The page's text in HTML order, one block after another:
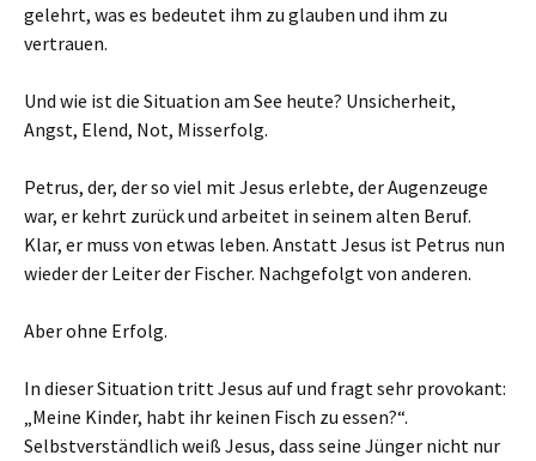
gelehrt, was es bedeutet ihm zu glauben und ihm zu
vertrauen.
Und wie ist die Situation am See heute? Unsicherheit,
Angst, Elend, Not, Misserfolg.
Petrus, der, der so viel mit Jesus erlebte, der Augenzeuge
war, er kehrt zurück und arbeitet in seinem alten Beruf.
Klar, er muss von etwas leben. Anstatt Jesus ist Petrus nun
wieder der Leiter der Fischer. Nachgefolgt von anderen.
Aber ohne Erfolg.
In dieser Situation tritt Jesus auf und fragt sehr provokant:
„Meine Kinder, habt ihr keinen Fisch zu essen?“.
Selbstverständlich weiß Jesus, dass seine Jünger nicht nur